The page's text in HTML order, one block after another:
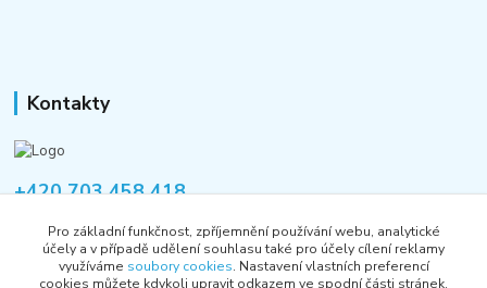
Kontakty
+420 703 458 418
informace@rgshop.cz
Pro základní funkčnost, zpříjemnění používání webu, analytické
účely a v případě udělení souhlasu také pro účely cílení reklamy
využíváme soubory cookies. Nastavení vlastních preferencí
cookies můžete kdykoli upravit odkazem ve spodní části stránek.